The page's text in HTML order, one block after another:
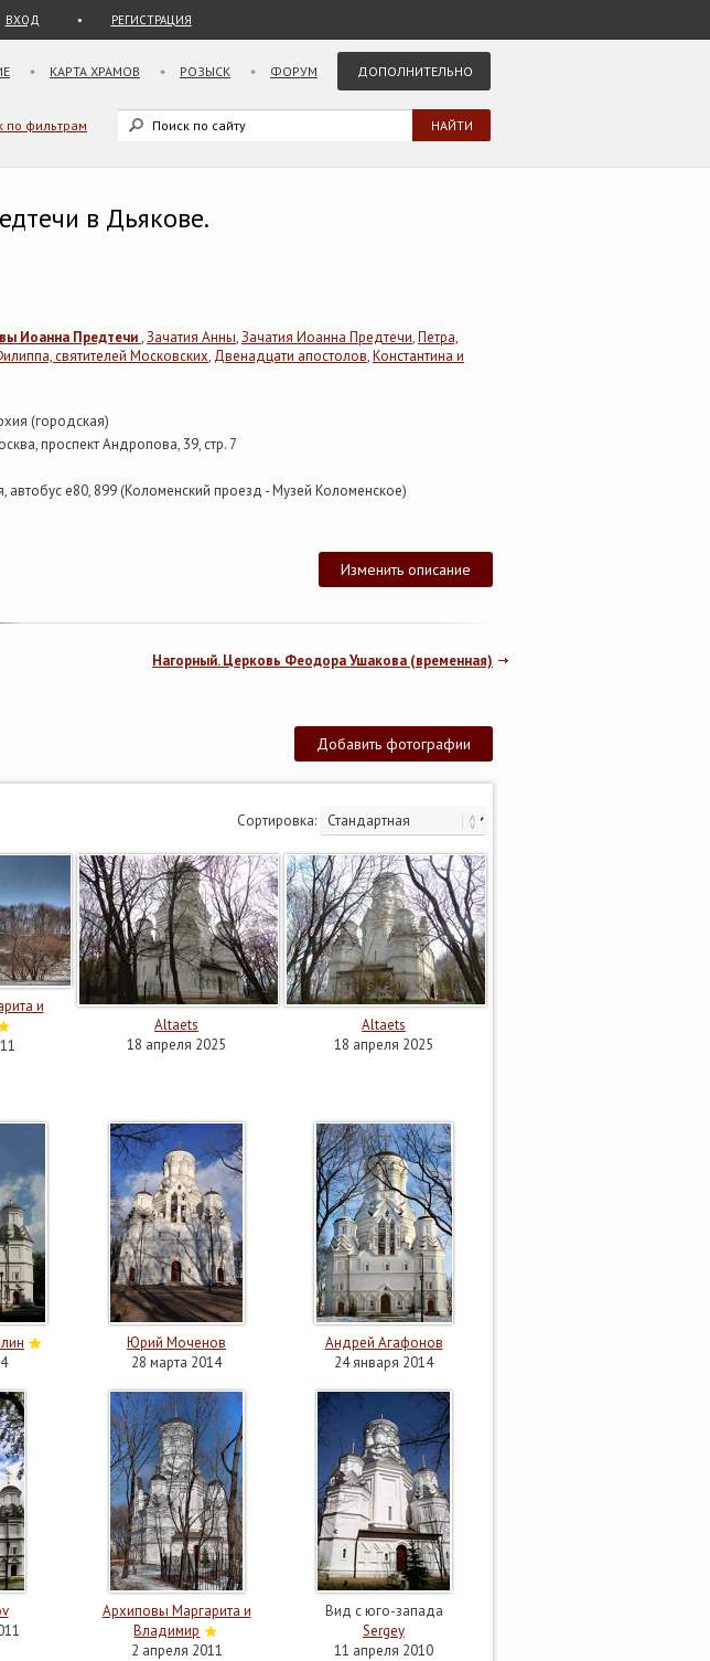
ВХОД РЕГИСТРАЦИЯ
КАРТА ХРАМОВ РОЗЫСК ФОРУМ ДОПОЛНИТЕЛЬНО
по фильтрам
в Дьякове.
Иоанна Предтечи,Зачатия Анны,Зачатия Иоанна Предтечи,Петра,
святителей Московских, Двенадцати апостолов,Константина и
(городская)
проспект Андропова, 39, стр. 7
автобус е80, 899 (Коломенский проезд - Музей Коломенское)
Изменить описание
Нагорный. Церковь Феодора Ушакова (временная)
Добавить фотографии
Сортировка:
и
Altaets
18 апреля 2025
Altaets
18 апреля 2025
Юрий Моченов
28 марта 2014
Андрей Агафонов
24 января 2014
Архиповы Маргарита и
Владимир
2 апреля 2011
Вид с юго-запада
Sergey
11 апреля 2010